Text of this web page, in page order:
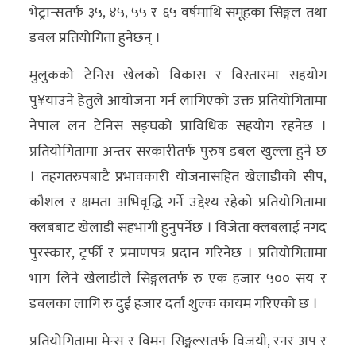
अन्य
खबर
विशेष
राशिफल
फोटो
ग्यालरी
भिडियो
भेट्रान्सतर्फ ३५, ४५, ५५ र ६५ वर्षमाथि समूहका सिङ्गल तथा
डबल प्रतियोगिता हुनेछन् ।
मुलुकको टेनिस खेलको विकास र विस्तारमा सहयोग
पु¥याउने हेतुले आयोजना गर्न लागिएको उक्त प्रतियोगितामा
नेपाल लन टेनिस सङ्घको प्राविधिक सहयोग रहनेछ ।
प्रतियोगितामा अन्तर सरकारीतर्फ पुरुष डबल खुल्ला हुने छ
। तहगतरुपबाटै प्रभावकारी योजनासहित खेलाडीको सीप,
कौशल र क्षमता अभिवृद्धि गर्ने उद्देश्य रहेको प्रतियोगितामा
क्लबबाट खेलाडी सहभागी हुनुपर्नेछ । विजेता क्लबलाई नगद
पुरस्कार, ट्रर्फी र प्रमाणपत्र प्रदान गरिनेछ । प्रतियोगितामा
भाग लिने खेलाडीले सिङ्गलतर्फ रु एक हजार ५०० सय र
डबलका लागि रु दुई हजार दर्ता शुल्क कायम गरिएको छ ।
प्रतियोगितामा मेन्स र विमन सिङ्गल्सतर्फ विजयी, रनर अप र